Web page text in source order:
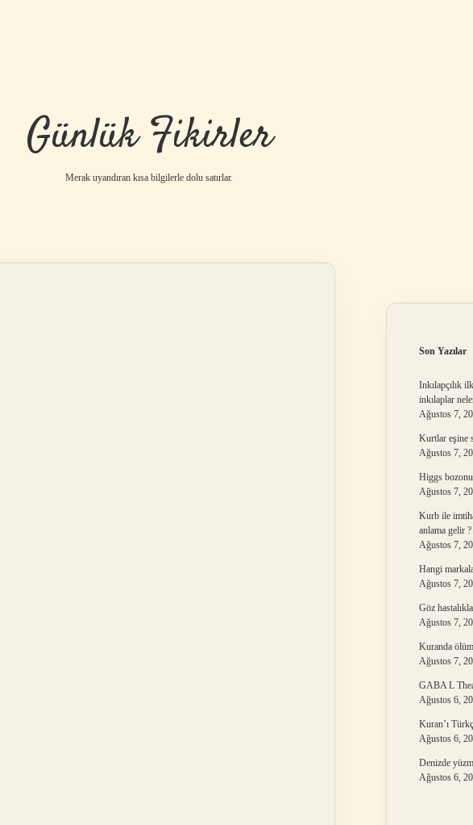
Günlük Fikirler
Merak uyandıran kısa bilgilerle dolu satırlar.
Son Yazılar
Inkılapçılık
inkılaplar
Ağustos 7,
Kurtlar eşine
Ağustos 7,
Higgs
Ağustos 7,
Kurb ile
anlama gelir ?
Ağustos 7,
Hangi
Ağustos 7,
Göz
Ağustos 7,
Kuranda
Ağustos 7,
GABA L
Ağustos 6,
Kuran’ı
Ağustos 6,
Denizde
Ağustos 6,